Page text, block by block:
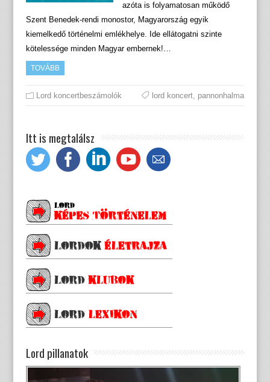
azóta is folyamatosan működő
Szent Benedek-rendi monostor, Magyarország egyik
kiemelkedő történelmi emlékhelye. Ide ellátogatni szinte
kötelessége minden Magyar embernek!…
TOVÁBB
Lord koncertbeszámolók lord koncert, pannonhalma
Itt is megtalálsz
Lord pillanatok